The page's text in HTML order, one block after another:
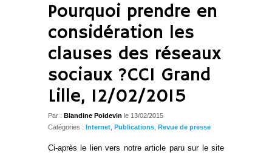
Pourquoi prendre en
considération les
clauses des réseaux
sociaux ?CCI Grand
Lille, 12/02/2015
Par : Blandine Poidevin le 13/02/2015
Catégories : Internet Publications Revue de presse
Ci-après le lien vers notre article paru sur le site